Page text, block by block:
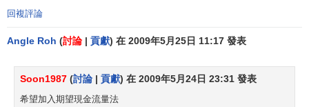
(萬元)
回複評論
Angle Roh (討論 | 貢獻) 在 2009年5月25日 11:17 發表
Soon1987 (討論 | 貢獻) 在 2009年5月24日 23:31 發表
希望加入期望現金流量法